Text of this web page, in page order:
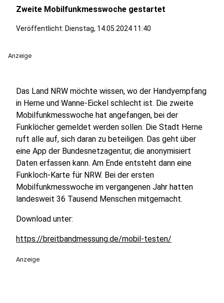
Zweite Mobilfunkmesswoche gestartet
Veröffentlicht: Dienstag, 14.05.2024 11:40
Anzeige
Das Land NRW möchte wissen, wo der Handyempfang
in Herne und Wanne-Eickel schlecht ist. Die zweite
Mobilfunkmesswoche hat angefangen, bei der
Funklöcher gemeldet werden sollen. Die Stadt Herne
ruft alle auf, sich daran zu beteiligen. Das geht über
eine App der Bundesnetzagentur, die anonymisiert
Daten erfassen kann. Am Ende entsteht dann eine
Funkloch-Karte für NRW. Bei der ersten
Mobilfunkmesswoche im vergangenen Jahr hatten
landesweit 36 Tausend Menschen mitgemacht.
Download unter:
https://breitbandmessung.de/mobil-testen/
Anzeige